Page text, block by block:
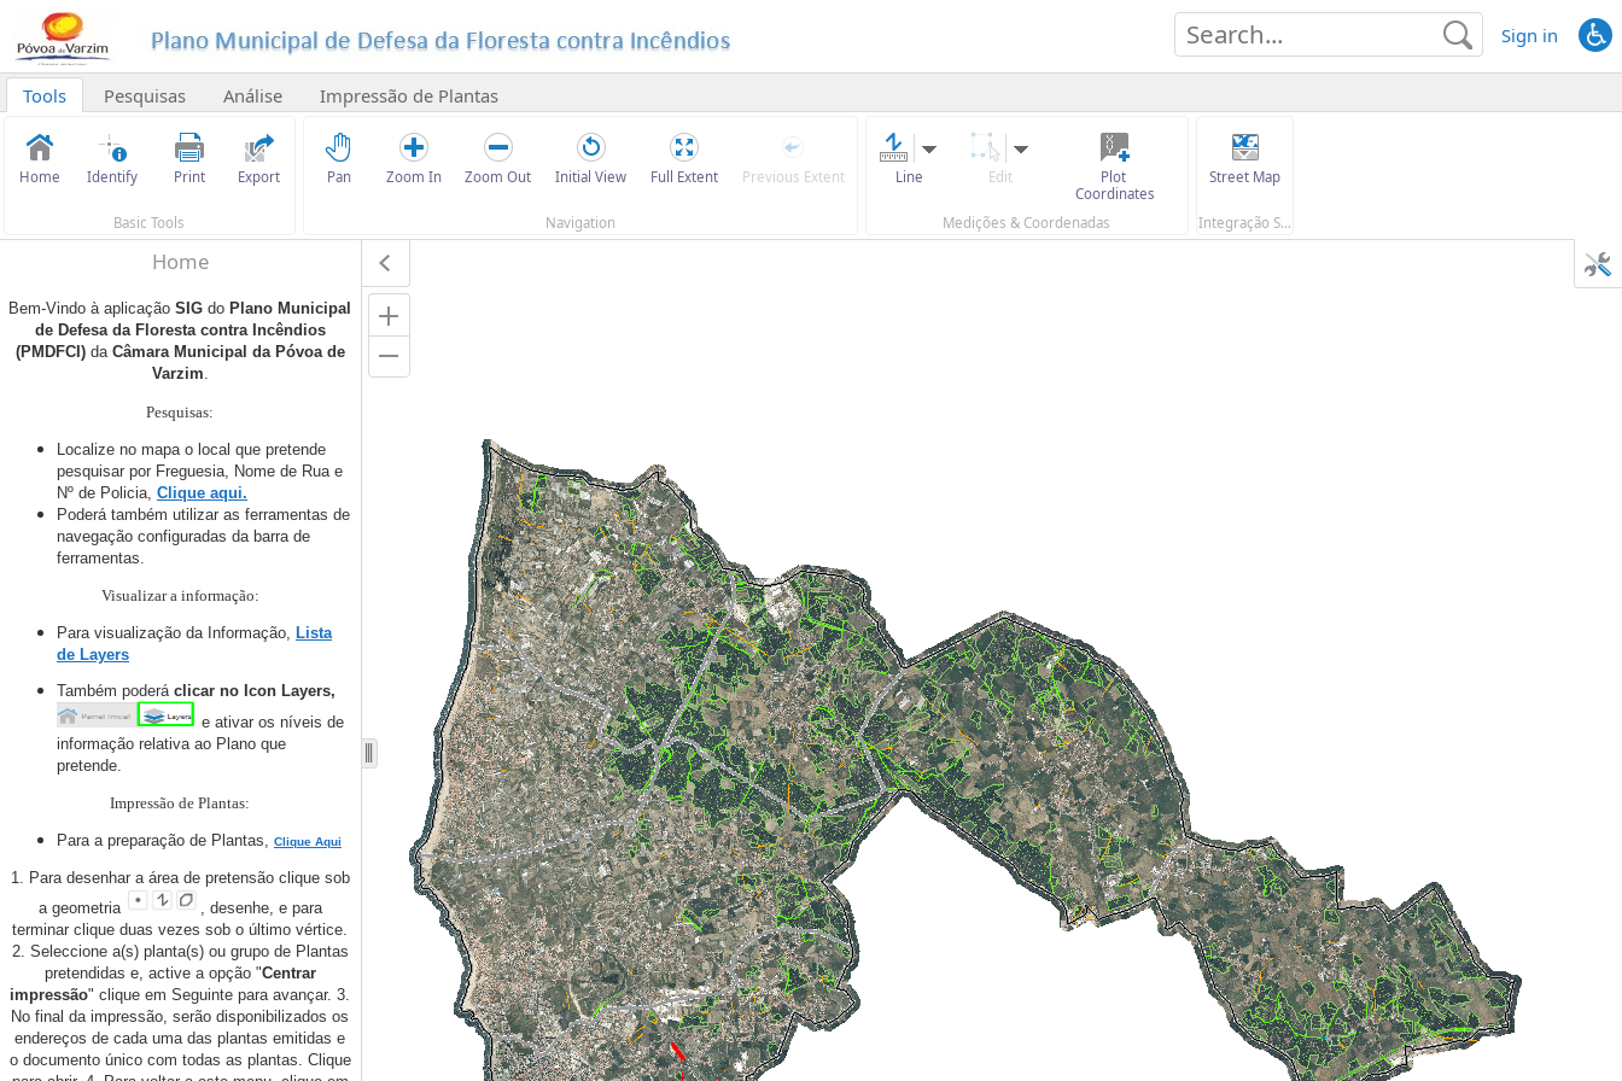
Sign in
Tools Pesquisas Análise Impressão de Plantas
Home Identify Print Export
Basic Tools
Pan Zoom In Zoom Out Initial View Full Extent Previous Extent
Navigation
Line Edit
Plot
Coordinates
Medições & Coordenadas
Street Map
Integração Street Map
Home
Bem-Vindo à aplicação SIG do Plano Municipal
de Defesa da Floresta contra Incêndios
(PMDFCI) da Câmara Municipal da Póvoa de
Varzim.
Pesquisas:
Localize no mapa o local que pretende
pesquisar por Freguesia, Nome de Rua e
Nº de Policia, Clique aqui.
Poderá também utilizar as ferramentas de
navegação configuradas da barra de
ferramentas.
Visualizar a informação:
Para visualização da Informação, Lista
de Layers
Também poderá clicar no Icon Layers,
e ativar os níveis de
informação relativa ao Plano que
pretende.
Impressão de Plantas:
Para a preparação de Plantas, Clique Aqui
1. Para desenhar a área de pretensão clique sob
a geometria
, desenhe, e para
terminar clique duas vezes sob o último vértice.
2. Seleccione a(s) planta(s) ou grupo de Plantas
pretendidas e, active a opção "Centrar
impressão" clique em Seguinte para avançar. 3.
No final da impressão, serão disponibilizados os
endereços de cada uma das plantas emitidas e
o documento único com todas as plantas. Clique